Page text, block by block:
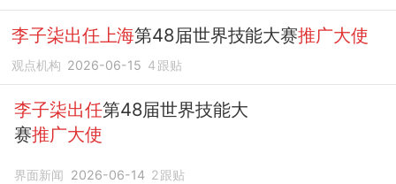
李子柒出任上海第48届世界技能大赛推广大使
观点机构 2026-06-15 4 跟贴
李子柒出任第48届世界技能大
赛推广大使
界面新闻 2026-06-14 2跟贴